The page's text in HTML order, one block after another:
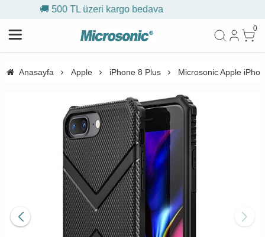
🎁 İlk siparişe %10 indirim
0
Anasayfa Apple iPhone 8 Plus Microsonic Apple